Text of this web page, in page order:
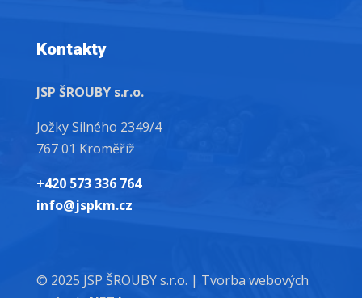
Kontakty
JSP ŠROUBY s.r.o.
Jožky Silného 2349/4
767 01 Kroměříž
+420 573 336 764
info@jspkm.cz
© 2025 JSP ŠROUBY s.r.o. | Tvorba webových